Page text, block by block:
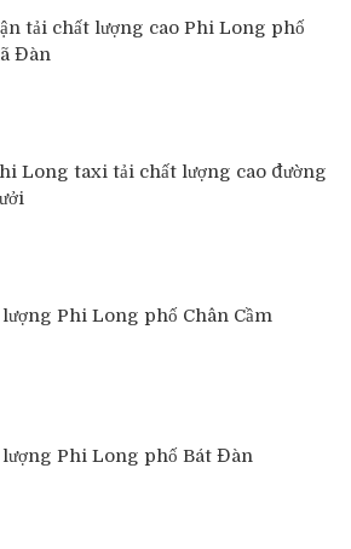
tải chất lượng cao Phi Long phố
Đàn
Long taxi tải chất lượng cao đường
Phi Long phố Chân Cầm
Phi Long phố Bát Đàn